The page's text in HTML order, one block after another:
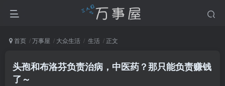
首页 万事屋 大众生活 生活 正文
头孢和布洛芬负责治病，中医药？那只能负责赚钱
了～